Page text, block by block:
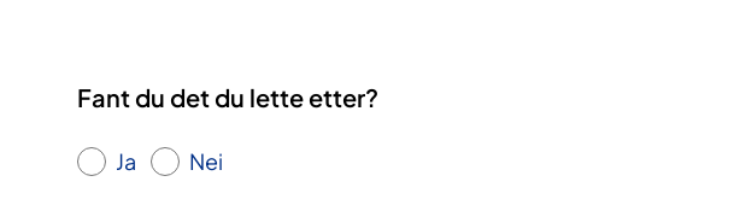
Fant du det du lette etter?
Ja Nei